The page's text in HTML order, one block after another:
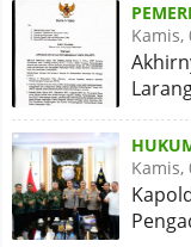
Kamis,
Kamis,